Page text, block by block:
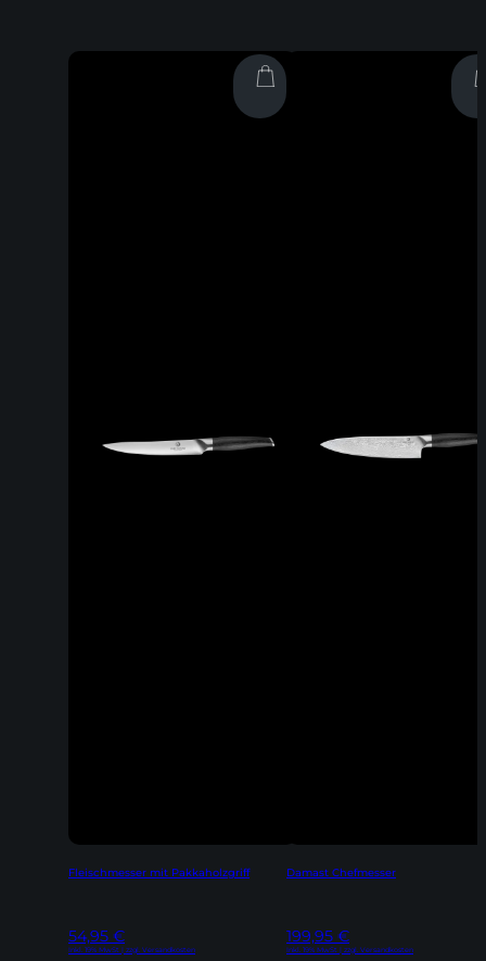
Fleischmesser mit Pakkaholzgriff
54,95 €
Inkl. 19% MwSt | zzgl. Versandkosten
Damast Chefmesser
199,95 €
Inkl. 19% MwSt | zzgl. Versandkosten